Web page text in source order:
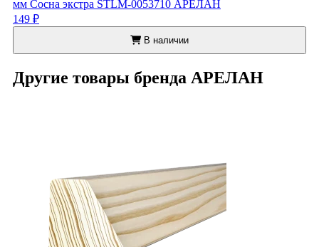
мм Сосна экстра STLM-0053710 АРЕЛАН
149 ₽
В наличии
Другие товары бренда АРЕЛАН